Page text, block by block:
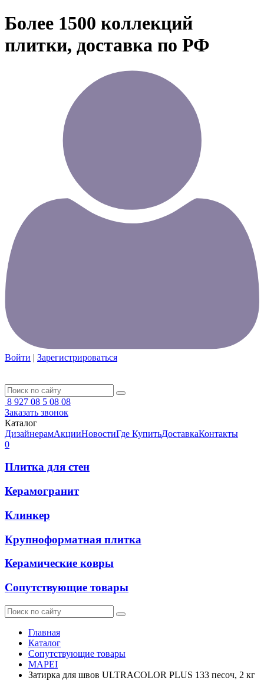
Более 1500 коллекций
плитки, доставка по РФ
Войти | Зарегистрироваться
8 927 08 5 08 08
Заказать звонок
Каталог
ДизайнерамАкцииНовостиГде КупитьДоставкаКонтакты
0
Плитка для стен
Керамогранит
Клинкер
Крупноформатная плитка
Керамические ковры
Сопутствующие товары
Главная
Каталог
Сопутствующие товары
MAPEI
Затирка для швов ULTRACOLOR PLUS 133 песоч, 2 кг